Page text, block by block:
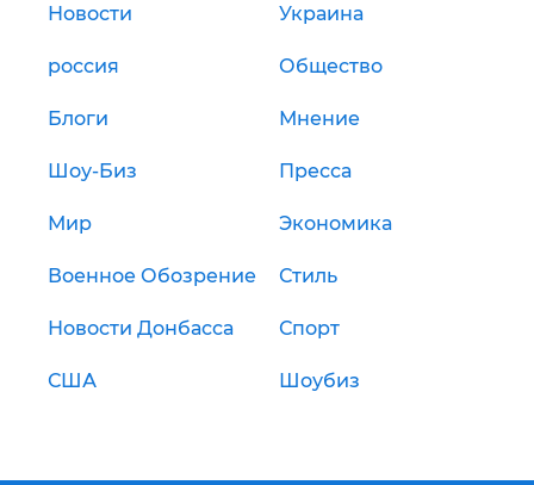
Новости Украина
россия Общество
Блоги Мнение
Шоу-Биз Пресса
Мир Экономика
Военное Обозрение Стиль
Новости Донбасса Спорт
США Шоубиз